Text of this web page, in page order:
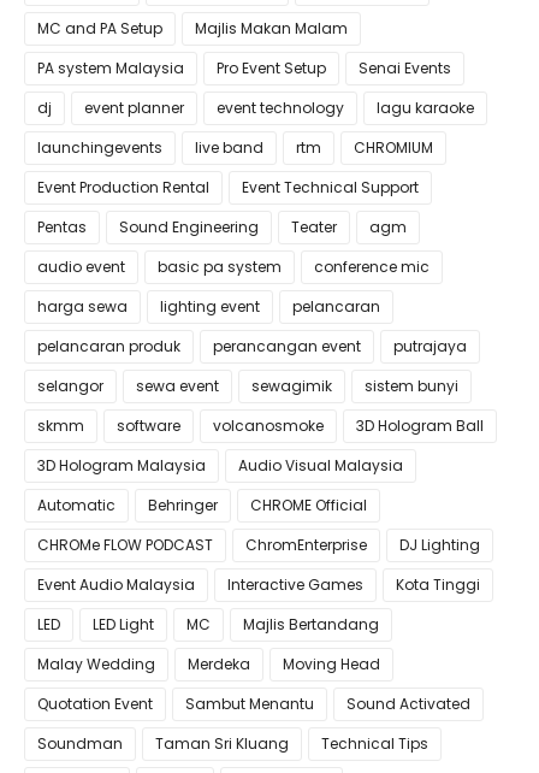
MC and PA Setup
Majlis Makan Malam
PA system Malaysia
Pro Event Setup
Senai Events
dj
event planner event technology
lagu karaoke
launchingevents
live band rtm
CHROMIUM
Event Production Rental
Event Technical Support
Pentas
Sound Engineering Teater
agm
audio event
basic pa system
conference mic
harga sewa
lighting event
pelancaran
pelancaran produk
perancangan event
putrajaya
selangor
sewa event sewagimik
sistem bunyi
skmm
software volcanosmoke
3D Hologram Ball
3D Hologram Malaysia
Audio Visual Malaysia
Automatic
Behringer
CHROME Official
CHROMe FLOW PODCAST
ChromEnterprise
DJ Lighting
Event Audio Malaysia
Interactive Games
Kota Tinggi
LED
LED Light MC
Majlis Bertandang
Malay Wedding
Merdeka
Moving Head
Quotation Event
Sambut Menantu
Sound Activated
Soundman
Taman Sri Kluang Technical Tips